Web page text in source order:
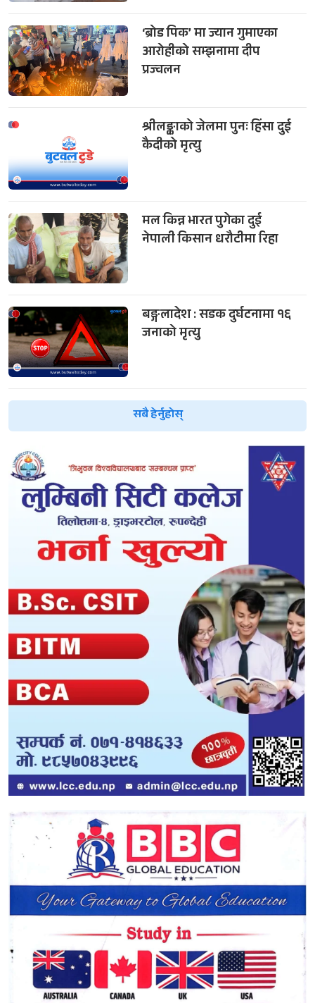
‘ब्रोड पिक’ मा ज्यान गुमाएका
आरोहीको सम्झनामा दीप
प्रज्वलन
श्रीलङ्काको जेलमा पुनः हिंसा दुई
कैदीको मृत्यु
मल किन्न भारत पुगेका दुई
नेपाली किसान धरौटीमा रिहा
बङ्गलादेश : सडक दुर्घटनामा १६
जनाको मृत्यु
सबै हेर्नुहोस्